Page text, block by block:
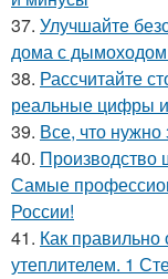
37. Улучшайте
дома с
38. Рассчитайте
реальные цифры
39. Все, что
40. Производство
Самые
России!
41. Как
утеплителем. 1